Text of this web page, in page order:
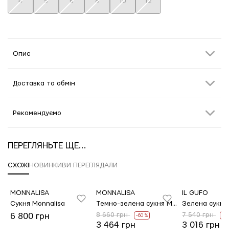
Опис
Доставка та обмін
Рекомендуємо
ПЕРЕГЛЯНЬТЕ ЩЕ...
СХОЖІНОВИНКИВИ ПЕРЕГЛЯДАЛИ
MONNALISA
Сукня Monnalisa
6 800 грн
MONNALISA
Темно-зелена сукня MONNALISA
8 660 грн
-60 %
3 464 грн
IL GUFO
7 540 грн
3 016 грн